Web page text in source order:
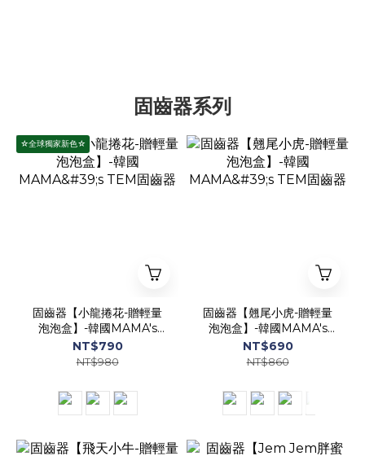
固齒器系列
☆全球獨家新色☆
固齒器【小龍捲花-贈輕量
泡泡盒】-韓國MAMA's
TEM固齒器
NT$790
NT$980
固齒器【翹尾小虎-贈輕量
泡泡盒】-韓國MAMA's
TEM固齒器
NT$690
NT$860